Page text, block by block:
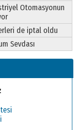
Otomasyonun
de iptal oldu
Sevdası